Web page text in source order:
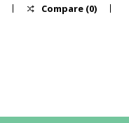
Compare (0)